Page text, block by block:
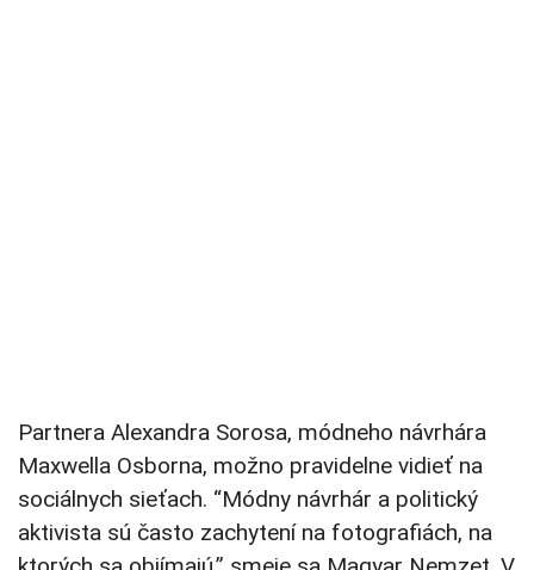
Partnera Alexandra Sorosa, módneho návrhára
Maxwella Osborna, možno pravidelne vidieť na
sociálnych sieťach. “Módny návrhár a politický
aktivista sú často zachytení na fotografiách, na